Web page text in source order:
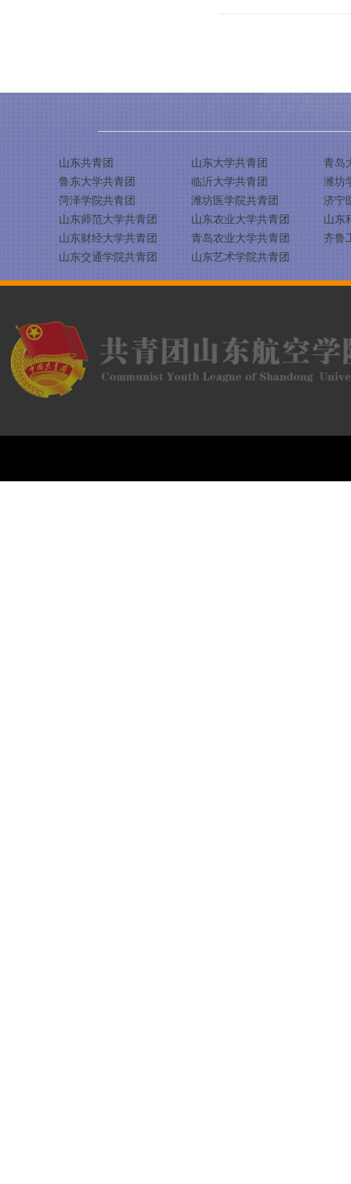
山东共青团 山东大学共青团
青岛
鲁东大学共青团
临沂大学共青团
潍坊
菏泽学院共青团
潍坊医学院共青团
济宁
山东师范大学共青团
山东农业大学共青团
山东
山东财经大学共青团
青岛农业大学共青团
齐鲁
山东交通学院共青团
山东艺术学院共青团